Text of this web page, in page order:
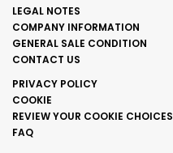
LEGAL NOTES
COMPANY INFORMATION
GENERAL SALE CONDITION
CONTACT US
PRIVACY POLICY
COOKIE
REVIEW YOUR COOKIE CHOICES
FAQ